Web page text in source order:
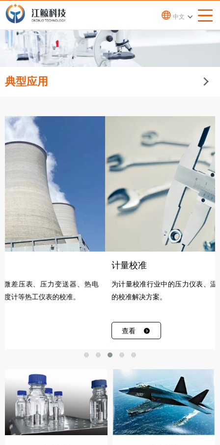
中文
典型应用
电
为计量校准行业中的压力仪表、温度仪表提供快速、便捷、智能
的校准解决方案。